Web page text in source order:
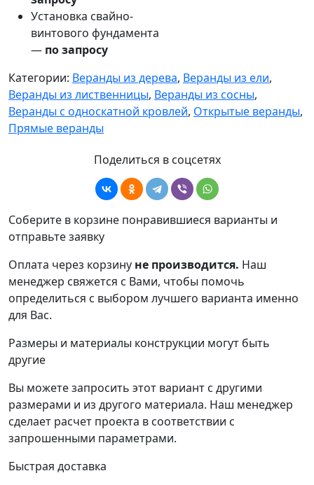
Установка свайно-
винтового фундамента
— по запросу
Категории: Веранды из дерева, Веранды из ели,
Веранды из лиственницы, Веранды из сосны,
Веранды с односкатной кровлей, Открытые веранды,
Прямые веранды
Поделиться в соцсетях
Соберите в корзине понравившиеся варианты и
отправьте заявку
Оплата через корзину не производится. Наш
менеджер свяжется с Вами, чтобы помочь
определиться с выбором лучшего варианта именно
для Вас.
Размеры и материалы конструкции могут быть
другие
Вы можете запросить этот вариант с другими
размерами и из другого материала. Наш менеджер
сделает расчет проекта в соответствии с
запрошенными параметрами.
Быстрая доставка